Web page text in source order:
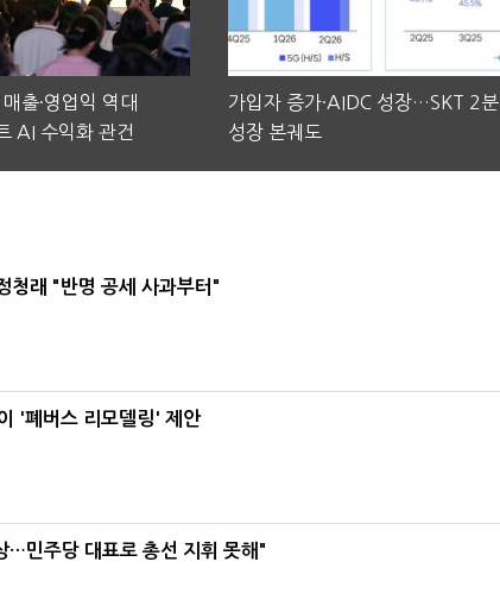
출·영업익 역대
AI 수익화 관건
가입자 증가·AIDC 성장…SKT 2
성장 본궤도
청래 "반명 공세 사과부터"
'폐버스 리모델링' 제안
…민주당 대표로 총선 지휘 못해"